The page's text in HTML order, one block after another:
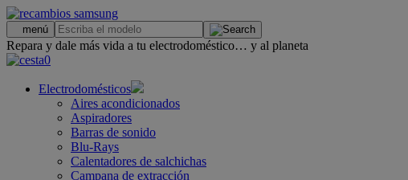
menú
Repara y dale más vida a tu electrodoméstico… y al planeta
0
Electrodomésticos
Aires acondicionados
Aspiradores
Barras de sonido
Blu-Rays
Calentadores de salchichas
Campana de extracción